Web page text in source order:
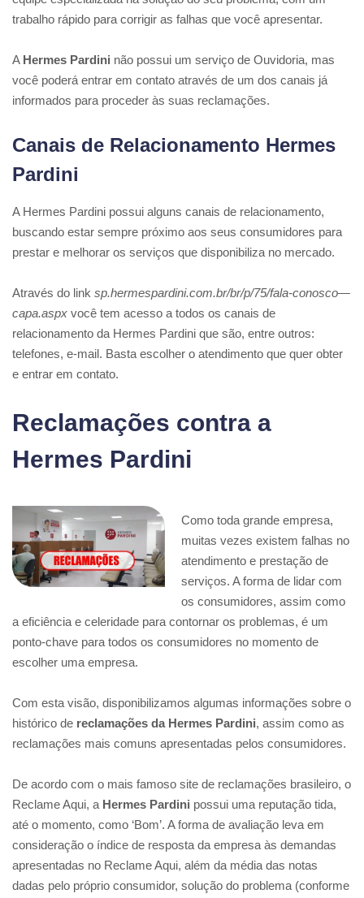
trabalho rápido para corrigir as falhas que você apresentar.
A Hermes Pardini não possui um serviço de Ouvidoria, mas
você poderá entrar em contato através de um dos canais já
informados para proceder às suas reclamações.
Canais de Relacionamento Hermes
Pardini
A Hermes Pardini possui alguns canais de relacionamento,
buscando estar sempre próximo aos seus consumidores para
prestar e melhorar os serviços que disponibiliza no mercado.
Através do link sp.hermespardini.com.br/br/p/75/fala-conosco—
capa.aspx você tem acesso a todos os canais de
relacionamento da Hermes Pardini que são, entre outros:
telefones, e-mail. Basta escolher o atendimento que quer obter
e entrar em contato.
Reclamações contra a
Hermes Pardini
Como toda grande empresa,
muitas vezes existem falhas no
atendimento e prestação de
serviços. A forma de lidar com
os consumidores, assim como
a eficiência e celeridade para contornar os problemas, é um
ponto-chave para todos os consumidores no momento de
escolher uma empresa.
Com esta visão, disponibilizamos algumas informações sobre o
histórico de reclamações da Hermes Pardini, assim como as
reclamações mais comuns apresentadas pelos consumidores.
De acordo com o mais famoso site de reclamações brasileiro, o
Reclame Aqui, a Hermes Pardini possui uma reputação tida,
até o momento, como ‘Bom’. A forma de avaliação leva em
consideração o índice de resposta da empresa às demandas
apresentadas no Reclame Aqui, além da média das notas
dadas pelo próprio consumidor, solução do problema (conforme